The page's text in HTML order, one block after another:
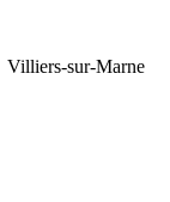
Villiers-sur-Marne